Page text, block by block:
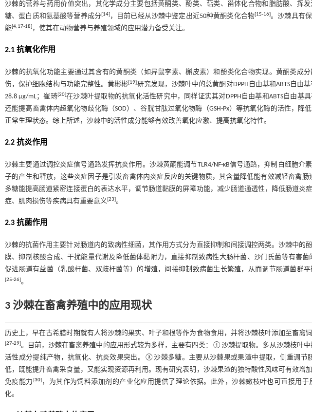
沙棘的营养与药用价值突出，其化学成分主要包括黄酮类、酚类、萜类、甾体化合物和脂肪酸、挥
糖、蛋白质和氨基酸等营养成分[14]，目前已经从沙棘中鉴定出近50种黄酮类化合物[15-16]。沙棘具有
能[4,17-18] ，使其在动物营养与养殖领域的应用潜力备受关注。
2.1 抗氧化作用
沙棘的抗氧化功能主要通过其含有的黄酮类（如异鼠李素、槲皮素）和酚类化合物实现。黄酮类成
伤，保护细胞结构与功能完整性。黄彬彬[19]研究发现，沙棘叶中的总黄酮对DPPH自由基和ABTS自由
28.8 μg/mL；崔琦[20]在沙棘叶提取物的抗氧化活性研究中，同样证实其对DPPH自由基和ABTS自由基
还能提高畜禽体内超氧化物歧化酶（SOD）、谷胱甘肽过氧化物酶（GSH-Px）等抗氧化酶的活性，降
正常生理状态。综上所述，沙棘中的活性成分能够有效改善氧化应激、提高抗氧化特性。
2.2 抗炎作用
沙棘主要通过调控炎症信号通路发挥抗炎作用。沙棘黄酮能调节TLR4/NF-κB信号通路，抑制白细胞介
子的产生和释放，这些炎症因子是引发畜禽体内炎症反应的关键物质，其含量降低能有效减轻畜禽
多糖能提高肠道紧密连接蛋白的表达水平，调节肠道黏膜的屏障功能，减少肠道通透性，降低肠道炎
症、肌肉损伤等疾病具有重要意义[23]。
2.3 抗菌作用
沙棘的抗菌作用主要针对肠道内的致病性细菌，其作用方式分为直接抑制和间接调控两类。沙棘中的
膜、抑制核酸合成、干扰能量代谢及降低菌体黏附力，直接抑制致病性大肠杆菌、沙门氏菌等有害菌
促进肠道有益菌（乳酸杆菌、双歧杆菌等）的增殖，间接抑制致病菌生长繁殖，从而调节肠道菌群
[25-26]。
3 沙棘在畜禽养殖中的应用现状
历史上，早在古希腊时期就有人将沙棘的果实、叶子和根等作为食物食用，并将沙棘枝叶添加至畜禽
[27-29]。目前，沙棘在畜禽养殖中的应用形式较为多样，主要有四类：①沙棘提取物。多从沙棘枝叶
活性成分提纯产物，抗氧化、抗炎效果突出。③沙棘多糖。主要从沙棘果或果渣中提取，侧重调
低，既能提升畜禽采食量，又能实现资源再利用。现有研究表明，沙棘果渣的独特酸性风味可有效增
免疫能力 [30]，为其作为饲料添加剂的产业化应用提供了理论依据。此外，沙棘嫩枝叶也可直接用
化。